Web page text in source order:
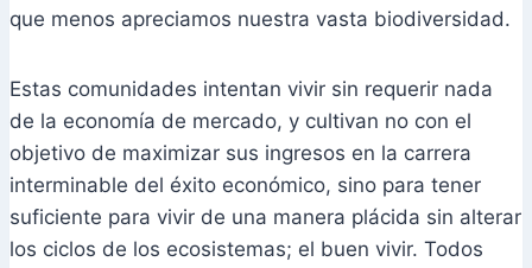
que menos apreciamos nuestra vasta biodiversidad.
Estas comunidades intentan vivir sin requerir nada
de la economía de mercado, y cultivan no con el
objetivo de maximizar sus ingresos en la carrera
interminable del éxito económico, sino para tener
suficiente para vivir de una manera plácida sin alterar
los ciclos de los ecosistemas; el buen vivir. Todos